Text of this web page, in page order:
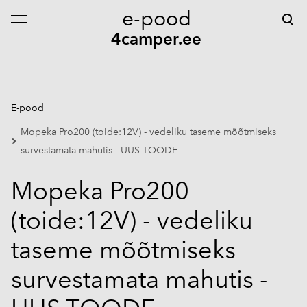
e-pood
4camper.ee
lisati ostukorvi. Vaata ostukorvi
E-pood
Mopeka Pro200 (toide:12V) - vedeliku taseme mõõtmiseks
survestamata mahutis - UUS TOODE
Mopeka Pro200
(toide:12V) - vedeliku
taseme mõõtmiseks
survestamata mahutis -